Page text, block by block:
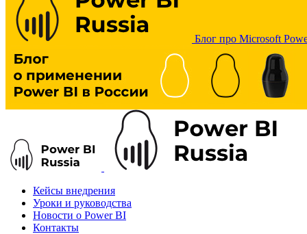
Блог про Microsoft
Кейсы внедрения
Уроки и руководства
Новости о Power BI
Контакты